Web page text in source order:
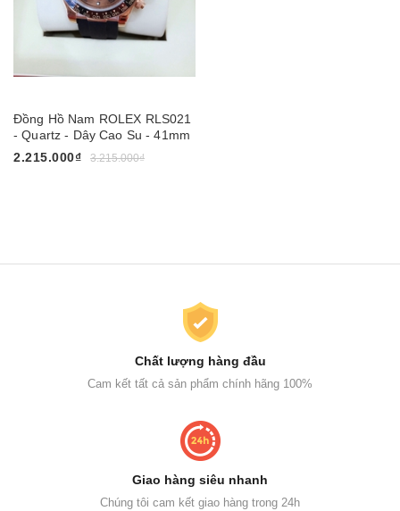
Đồng Hồ Nam ROLEX RLS021
- Quartz - Dây Cao Su - 41mm
2.215.000₫
3.215.000₫
Chất lượng hàng đầu
Cam kết tất cả sản phẩm chính hãng 100%
Giao hàng siêu nhanh
Chúng tôi cam kết giao hàng trong 24h